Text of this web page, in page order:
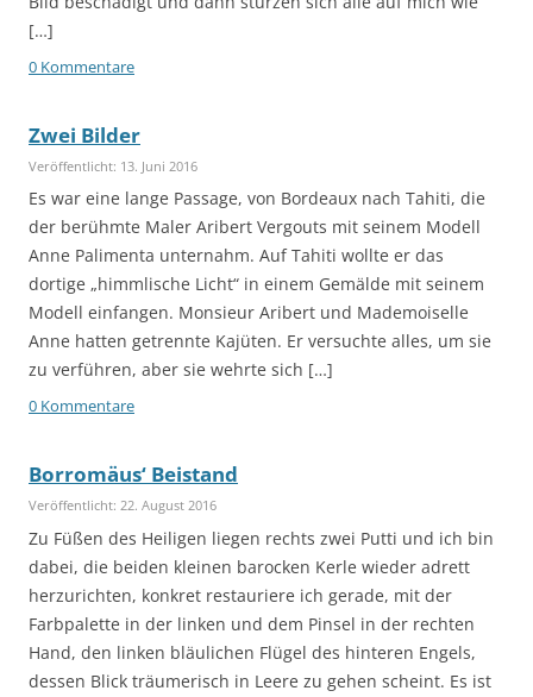
[…]
0 Kommentare
Zwei Bilder
Veröffentlicht: 13. Juni 2016
Es war eine lange Passage, von Bordeaux nach Tahiti, die
der berühmte Maler Aribert Vergouts mit seinem Modell
Anne Palimenta unternahm. Auf Tahiti wollte er das
dortige „himmlische Licht“ in einem Gemälde mit seinem
Modell einfangen. Monsieur Aribert und Mademoiselle
Anne hatten getrennte Kajüten. Er versuchte alles, um sie
zu verführen, aber sie wehrte sich […]
0 Kommentare
Borromäus‘ Beistand
Veröffentlicht: 22. August 2016
Zu Füßen des Heiligen liegen rechts zwei Putti und ich bin
dabei, die beiden kleinen barocken Kerle wieder adrett
herzurichten, konkret restauriere ich gerade, mit der
Farbpalette in der linken und dem Pinsel in der rechten
Hand, den linken bläulichen Flügel des hinteren Engels,
dessen Blick träumerisch in Leere zu gehen scheint. Es ist